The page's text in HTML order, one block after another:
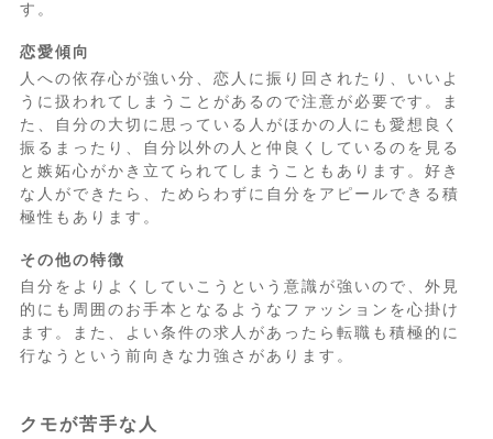
す。
恋愛傾向
人への依存心が強い分、恋人に振り回されたり、いいよ
うに扱われてしまうことがあるので注意が必要です。ま
た、自分の大切に思っている人がほかの人にも愛想良く
振るまったり、自分以外の人と仲良くしているのを見る
と嫉妬心がかき立てられてしまうこともあります。好き
な人ができたら、ためらわずに自分をアピールできる積
極性もあります。
その他の特徴
自分をよりよくしていこうという意識が強いので、外見
的にも周囲のお手本となるようなファッションを心掛け
ます。また、よい条件の求人があったら転職も積極的に
行なうという前向きな力強さがあります。
クモが苦手な人